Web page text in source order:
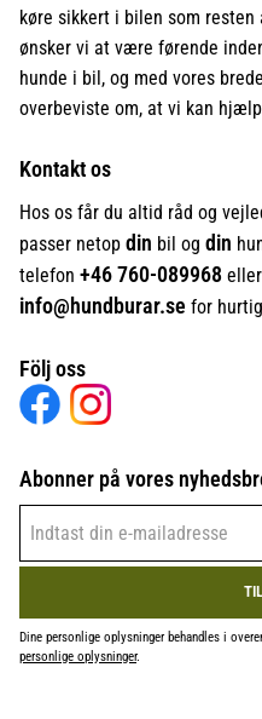
køre sikkert i bilen som
ønsker vi at være førende
hunde i bil, og med vores
overbeviste om, at vi kan
Kontakt os
Hos os får du altid råd og
passer netop din bil og din
telefon +46760-089968
info@hundburar.se for
Följ oss
Abonner på vores
Dine personlige oplysninger behandles i
personlige oplysninger.